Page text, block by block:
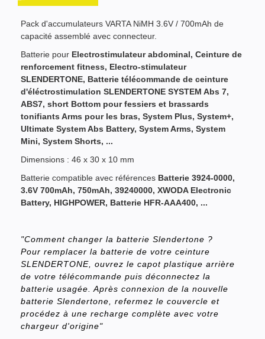
Pack d'accumulateurs VARTA NiMH 3.6V / 700mAh de
capacité assemblé avec connecteur.
Batterie pour Electrostimulateur abdominal, Ceinture de
renforcement fitness, Electro-stimulateur
SLENDERTONE, Batterie télécommande de ceinture
d'éléctrostimulation SLENDERTONE SYSTEM Abs 7,
ABS7, short Bottom pour fessiers et brassards
tonifiants Arms pour les bras, System Plus, System+,
Ultimate System Abs Battery, System Arms, System
Mini, System Shorts, ...
Dimensions : 46 x 30 x 10 mm
Batterie compatible avec références Batterie 3924-0000,
3.6V 700mAh, 750mAh, 39240000, XWODA Electronic
Battery, HIGHPOWER, Batterie HFR-AAA400, ...
"Comment changer la batterie Slendertone ?
Pour remplacer la batterie de votre ceinture
SLENDERTONE, ouvrez le capot plastique arrière
de votre télécommande puis déconnectez la
batterie usagée. Après connexion de la nouvelle
batterie Slendertone, refermez le couvercle et
procédez à une recharge complète avec votre
chargeur d'origine"